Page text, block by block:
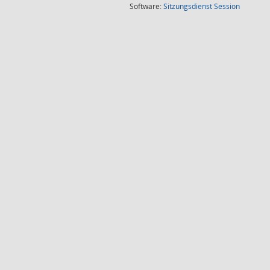
Software:SitzungsdienstSession(Wird in